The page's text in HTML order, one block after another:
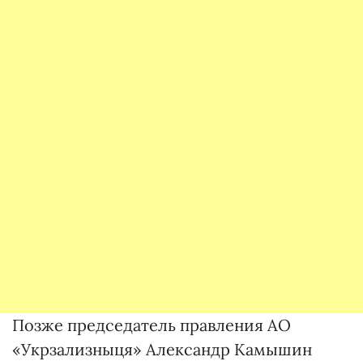
Позже председатель правления АО
«Укрзализныця» Александр Камышин